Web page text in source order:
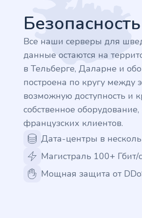
.tennis
.in
.shop
.tips
.cn
Все наши серверы для
данные остаются на
в Тельберге, Даларне и
построена по кругу между
возможную доступность и
собственное
французских клиентов.
Дата-центры в
Магистраль 100+ Гбит/с
Мощная защита от